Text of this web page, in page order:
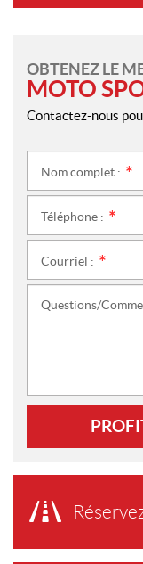
OBTENEZ LE
MOTO
Contactez-nous
Nom complet :
Téléphone :
Courriel :
Questions/